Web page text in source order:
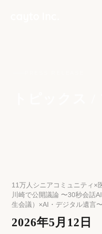
11万人シニアコミュニティ×
川崎で公開議論 〜30秒会話
生会議）×AI・デジタル遺言〜
2026年5月12日